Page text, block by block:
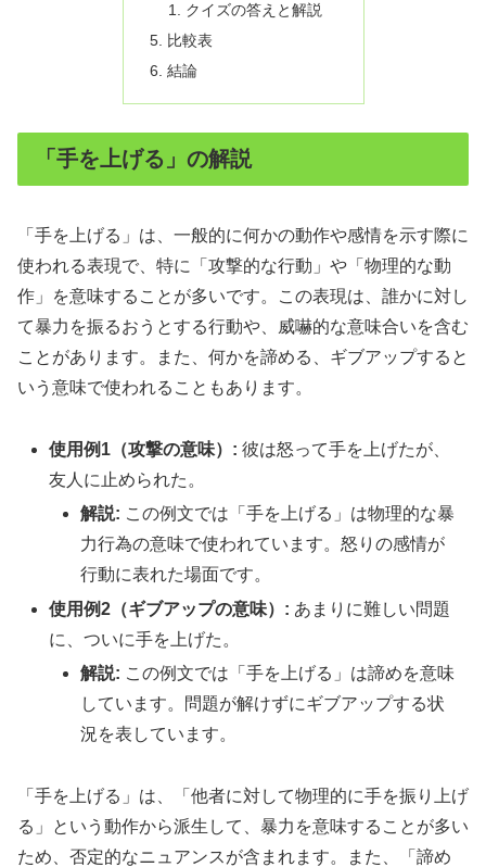
クイズの答えと解説
比較表
結論
「手を上げる」の解説
「手を上げる」は、一般的に何かの動作や感情を示す際に
使われる表現で、特に「攻撃的な行動」や「物理的な動
作」を意味することが多いです。この表現は、誰かに対し
て暴力を振るおうとする行動や、威嚇的な意味合いを含む
ことがあります。また、何かを諦める、ギブアップすると
いう意味で使われることもあります。
使用例1（攻撃の意味）: 彼は怒って手を上げたが、
友人に止められた。
解説: この例文では「手を上げる」は物理的な暴
力行為の意味で使われています。怒りの感情が
行動に表れた場面です。
使用例2（ギブアップの意味）: あまりに難しい問題
に、ついに手を上げた。
解説: この例文では「手を上げる」は諦めを意味
しています。問題が解けずにギブアップする状
況を表しています。
「手を上げる」は、「他者に対して物理的に手を振り上げ
る」という動作から派生して、暴力を意味することが多い
ため、否定的なニュアンスが含まれます。また、「諦め